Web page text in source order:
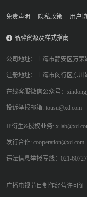
免责声明 隐私政策 用户
品牌资源及样式指南
公司地址：上海市静安区万荣
注册地址：上海市闵行区东川
在线客服微信公众号：
投诉举报邮箱: tousu@xd.com
IP衍生&授权业务:
发行合作: cooperation@xd.com
违法信息举报专线：021-
广播电视节目制作经营许可证